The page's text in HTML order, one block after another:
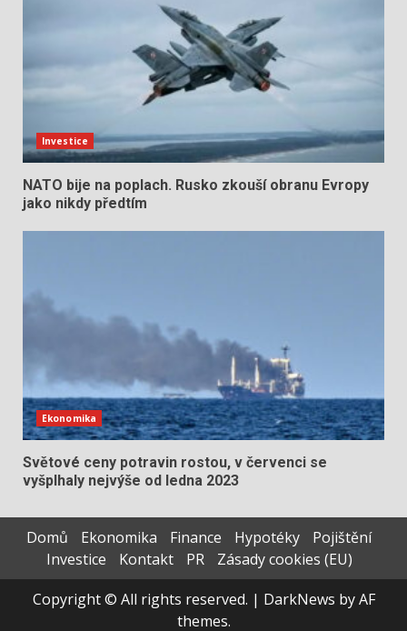
Investice
NATO bije na poplach. Rusko zkouší obranu Evropy
jako nikdy předtím
Ekonomika
Světové ceny potravin rostou, v červenci se
vyšplhaly nejvýše od ledna 2023
Domů Ekonomika Finance Hypotéky
Pojištění
Investice
Kontakt PR
Zásady cookies (EU)
Copyright © All rights reserved. | DarkNews by AF
themes.